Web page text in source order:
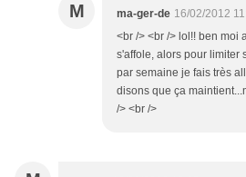
M ma-ger-de 16/02/2012
<br /> <br /> lol!! ben moi
s'affole, alors pour limiter
par semaine je fais très
disons que ça
/> <br />